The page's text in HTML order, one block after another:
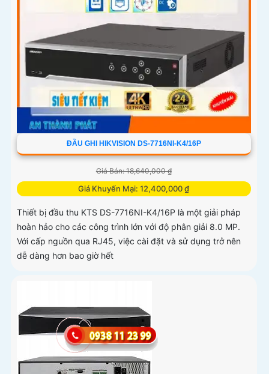
ĐẦU GHI HIKVISION DS-7716NI-K4/16P
Giá Bán: 18,640,000 ₫
Giá Khuyến Mại: 12,400,000 ₫
Thiết bị đầu thu KTS DS-7716NI-K4/16P là một giải pháp
hoàn hảo cho các công trình lớn với độ phân giải 8.0 MP.
Với cấp nguồn qua RJ45, việc cài đặt và sử dụng trở nên
dễ dàng hơn bao giờ hết